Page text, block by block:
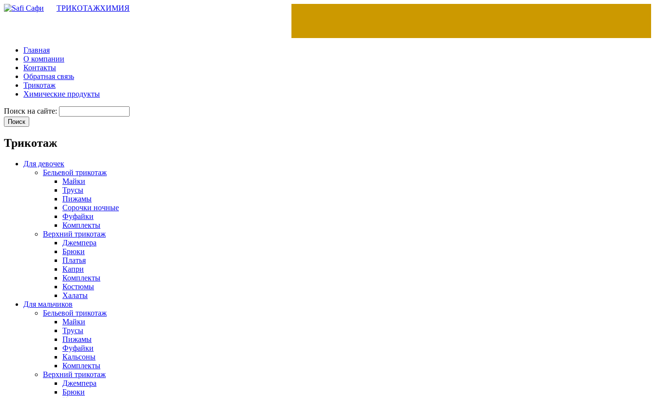
ТРИКОТАЖХИМИЯ
Главная
О компании
Контакты
Обратная связь
Трикотаж
Химические продукты
Поиск на сайте:
Трикотаж
Для девочек
Бельевой трикотаж
Майки
Трусы
Пижамы
Сорочки ночные
Фуфайки
Комплекты
Верхний трикотаж
Джемпера
Брюки
Платья
Капри
Комплекты
Костюмы
Халаты
Для мальчиков
Бельевой трикотаж
Майки
Трусы
Пижамы
Фуфайки
Кальсоны
Комплекты
Верхний трикотаж
Джемпера
Брюки